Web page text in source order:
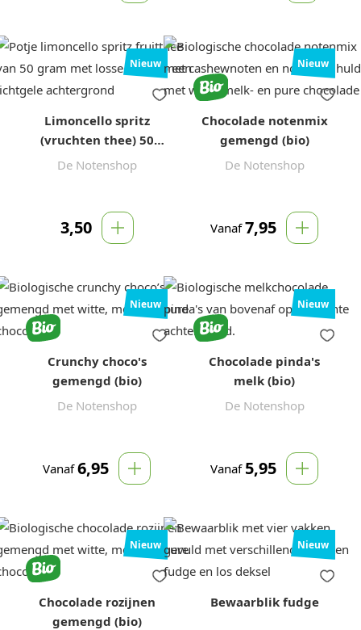
Nieuw
Limoncello spritz
(vruchten thee) 50
gram
De Notenshop
3,50
Nieuw
Chocolade notenmix
gemengd (bio)
De Notenshop
Vanaf 7,95
Nieuw
Crunchy choco's
gemengd (bio)
De Notenshop
Vanaf 6,95
Nieuw
Chocolade pinda's
melk (bio)
De Notenshop
Vanaf 5,95
Nieuw
Chocolade rozijnen
gemengd (bio)
Nieuw
Bewaarblik fudge